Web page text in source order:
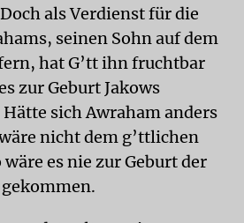
als Verdienst für die
seinen Sohn auf dem
hat G’tt ihn fruchtbar
zur Geburt Jakows
sich Awraham anders
nicht dem g’ttlichen
es nie zur Geburt der